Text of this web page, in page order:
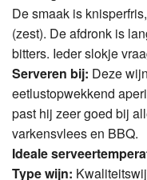
De smaak is
(zest). De afdronk is
bitters. Ieder slokje
Serveren bij: Deze
eetlustopwekkend
past hij zeer goed bij
varkensvlees en BBQ.
Ideale
Type wijn: